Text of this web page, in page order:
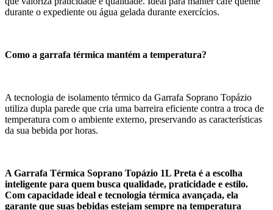
durante o expediente ou água gelada durante exercícios.
Como a garrafa térmica mantém a temperatura?
A tecnologia de isolamento térmico da Garrafa Soprano Topázio
utiliza dupla parede que cria uma barreira eficiente contra a troca de
temperatura com o ambiente externo, preservando as características
da sua bebida por horas.
A Garrafa Térmica Soprano Topázio 1L Preta é a escolha
inteligente para quem busca qualidade, praticidade e estilo.
Com capacidade ideal e tecnologia térmica avançada, ela
garante que suas bebidas estejam sempre na temperatura